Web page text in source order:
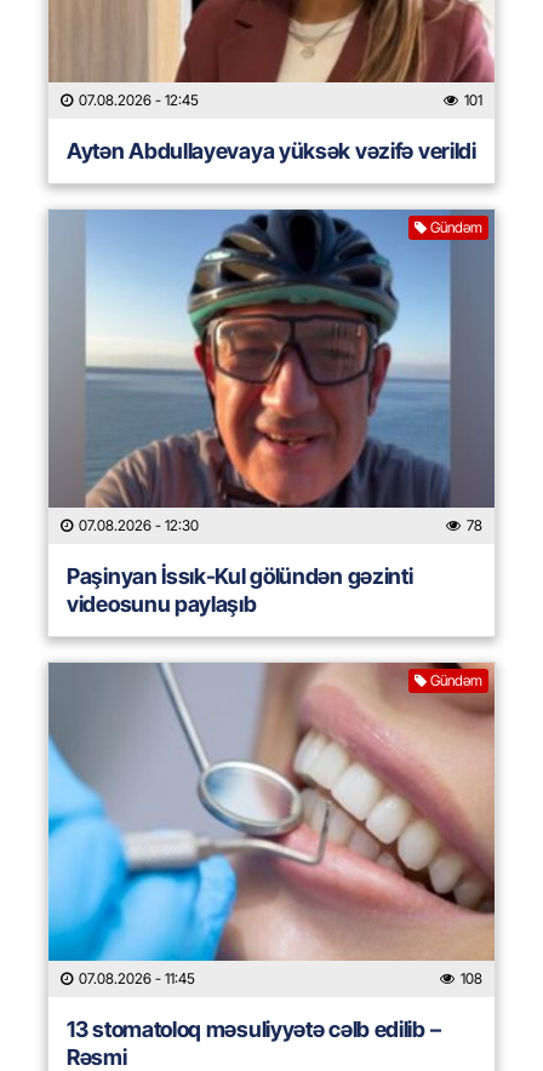
07.08.2026 - 12:45 101
Aytən Abdullayevaya yüksək vəzifə verildi
Gündəm
07.08.2026 - 12:30 78
Paşinyan İssık-Kul gölündən gəzinti
videosunu paylaşıb
Gündəm
07.08.2026 - 11:45 108
13 stomatoloq məsuliyyətə cəlb edilib –
Rəsmi